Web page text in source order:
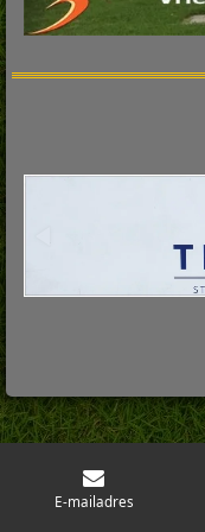
E-mailadres